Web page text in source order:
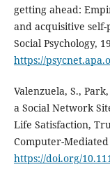
getting ahead:
and acquisitive
Social Psychology,
https://
Valenzuela, S.,
a Social Network
Life Satisfaction,
Computer-Mediated
https://doi.org/